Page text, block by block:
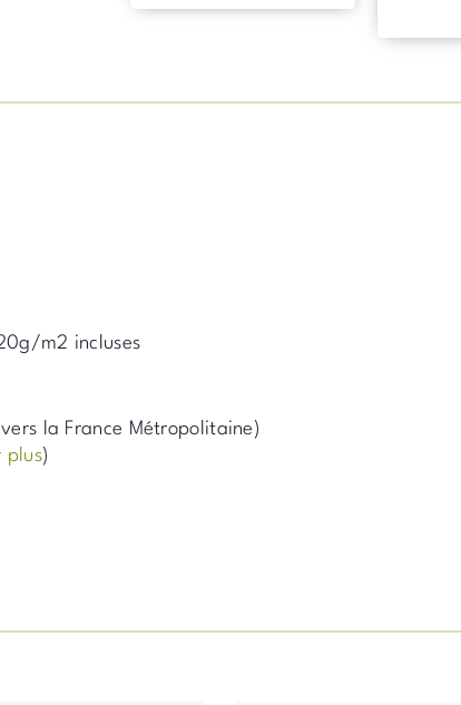
m2 incluses
la France Métropolitaine)
plus)